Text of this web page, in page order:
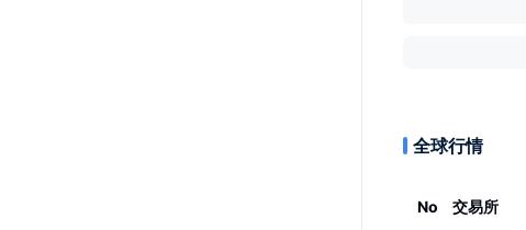
全球行情
No 交易所